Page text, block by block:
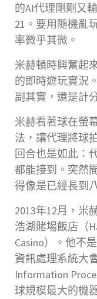
的AI代理剛剛又
21。要用隨機亂
率微乎其微。
米赫頓時興奮起
的即時遊玩實況
副其實，還是計
米赫看著球在螢
法，讓代理將球
回合也是如此：
都能接到。突然
得像是已經長到
2013年12月，米
浩湖賭場飯店（
Casino）。他不
資訊處理系統大
Information
球規模最大的機